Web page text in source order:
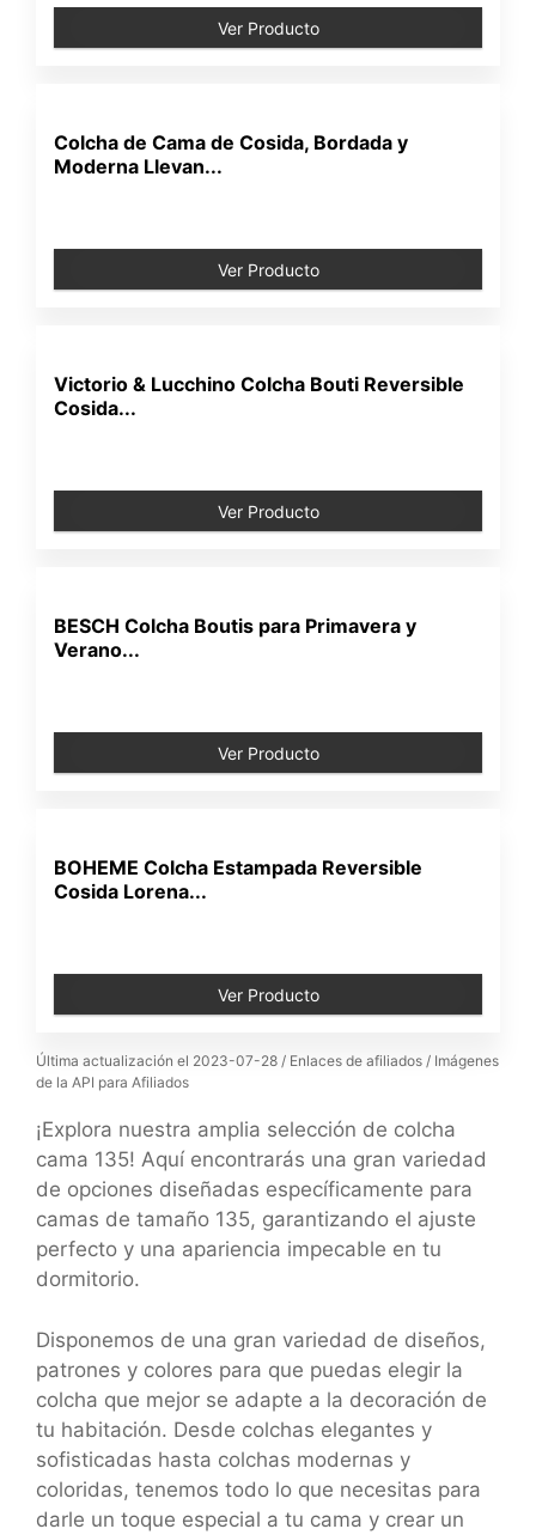
Ver Producto
Colcha de Cama de Cosida, Bordada y
Moderna Llevan...
Ver Producto
Victorio & Lucchino Colcha Bouti Reversible
Cosida...
Ver Producto
BESCH Colcha Boutis para Primavera y
Verano...
Ver Producto
BOHEME Colcha Estampada Reversible
Cosida Lorena...
Ver Producto
Última actualización el 2023-07-28 / Enlaces de afiliados / Imágenes
de la API para Afiliados
¡Explora nuestra amplia selección de colcha
cama 135! Aquí encontrarás una gran variedad
de opciones diseñadas específicamente para
camas de tamaño 135, garantizando el ajuste
perfecto y una apariencia impecable en tu
dormitorio.
Disponemos de una gran variedad de diseños,
patrones y colores para que puedas elegir la
colcha que mejor se adapte a la decoración de
tu habitación. Desde colchas elegantes y
sofisticadas hasta colchas modernas y
coloridas, tenemos todo lo que necesitas para
darle un toque especial a tu cama y crear un